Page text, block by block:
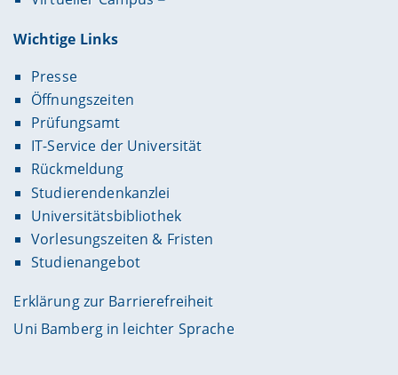
Wichtige Links
Presse
Öffnungszeiten
Prüfungsamt
IT-Service der Universität
Rückmeldung
Studierendenkanzlei
Universitätsbibliothek
Vorlesungszeiten & Fristen
Studienangebot
Erklärung zur Barrierefreiheit
Uni Bamberg in leichter Sprache